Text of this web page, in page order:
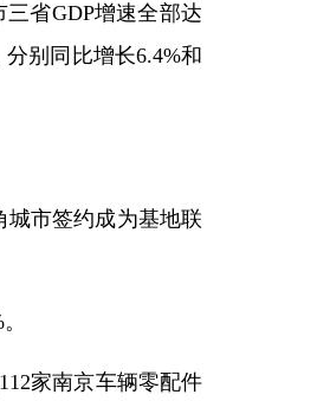
省GDP增速全部达
别同比增长6.4%和
城市签约成为基地联
家南京车辆零配件